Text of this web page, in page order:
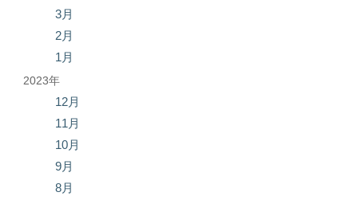
3月
2月
1月
2023年
12月
11月
10月
9月
8月